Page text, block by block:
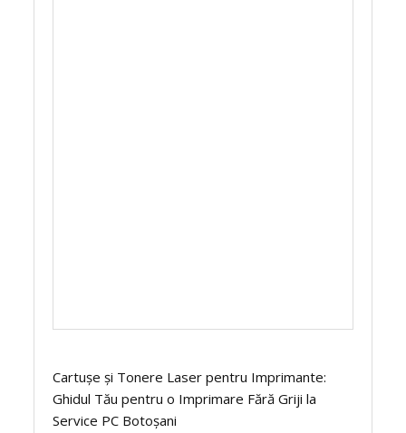
Cartușe și Tonere Laser pentru Imprimante:
Ghidul Tău pentru o Imprimare Fără Griji la
Service PC Botoșani